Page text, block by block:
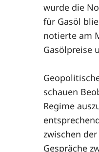
wurde die
für Gasöl
notierte am
Gasölpreise
schauen
Regime
zwischen
Gespräche